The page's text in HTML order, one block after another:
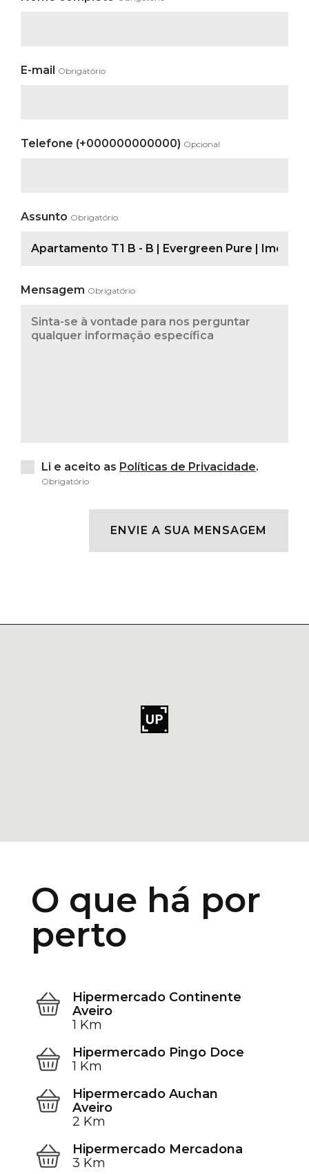
E-mail Obrigatório
Telefone (+000000000000) Opcional
Assunto Obrigatório
Mensagem Obrigatório
Li e aceito as Políticas de Privacidade.
Obrigatório
O que há por
perto
Hipermercado Continente
Aveiro
1 Km
Hipermercado Pingo Doce
1 Km
Hipermercado Auchan
Aveiro
2 Km
Hipermercado Mercadona
3 Km